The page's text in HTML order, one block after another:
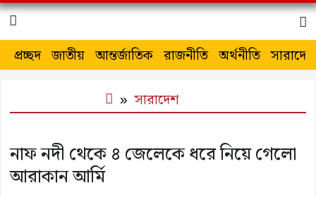
প্রচ্ছদ জাতীয় আন্তর্জাতিক রাজনীতি অর্থনীতি সারাদেশ
সারাদেশ
নাফ নদী থেকে ৪ জেলেকে ধরে নিয়ে গেলো
আরাকান আর্মি